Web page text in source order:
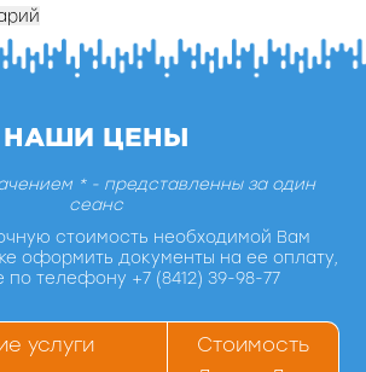
НАШИ ЦЕНЫ
* - представленны за один
сеанс
стоимость необходимой Вам
оформить документы на ее оплату,
по телефону +7 (8412) 39-98-77
услуги
Стоимость